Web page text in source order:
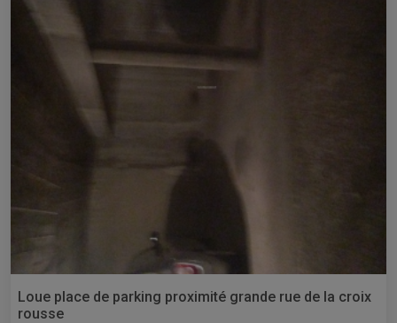
Loue place de parking proximité grande rue de la croix
rousse